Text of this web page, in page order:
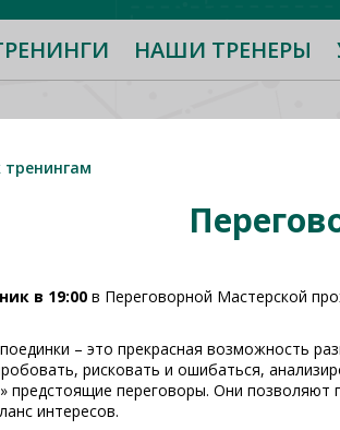
НАШИ ТРЕНЕРЫ
тренингам
в 19:00 в Переговорной Мастерской
– это прекрасная возможность
рисковать и ошибаться,
предстоящие переговоры. Они позволяют
интересов.